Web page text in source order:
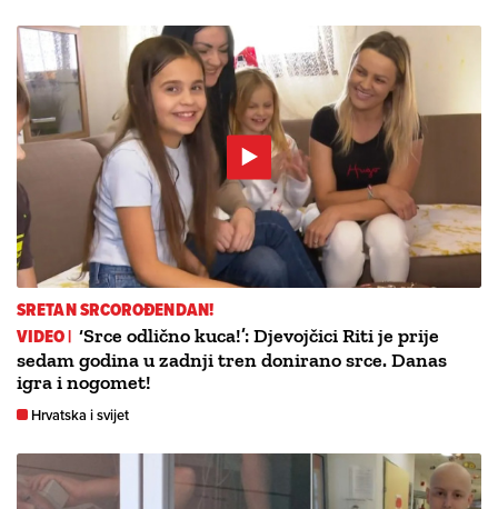
SRETAN SRCOROĐENDAN!
VIDEO | ‘Srce odlično kuca!’: Djevojčici Riti je prije
sedam godina u zadnji tren donirano srce. Danas
igra i nogomet!
Hrvatska i svijet